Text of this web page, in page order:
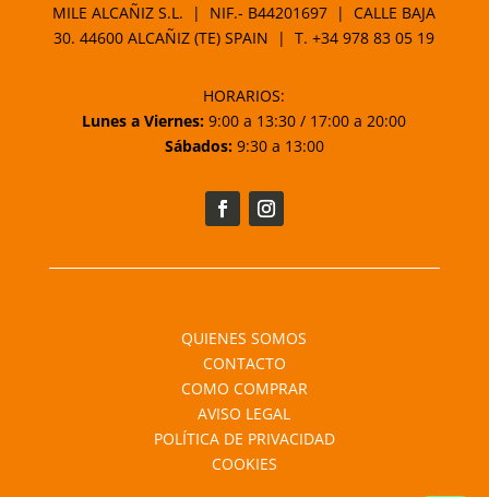
MILE ALCAÑIZ S.L. | NIF.- B44201697 | CALLE BAJA
30. 44600 ALCAÑIZ (TE) SPAIN | T.+34 978 83 05 19
HORARIOS:
Lunes a Viernes: 9:00 a 13:30 / 17:00 a 20:00
Sábados:9:30 a 13:00
QUIENES SOMOS
CONTACTO
COMO COMPRAR
AVISO LEGAL
POLÍTICA DE PRIVACIDAD
COOKIES